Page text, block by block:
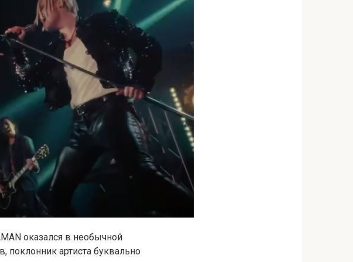
оказался в необычной
поклонник артиста буквально